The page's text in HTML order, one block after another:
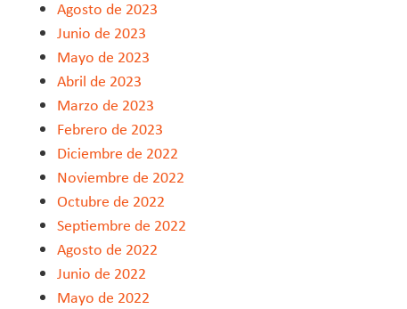
Agosto de 2023
Junio de 2023
Mayo de 2023
Abril de 2023
Marzo de 2023
Febrero de 2023
Diciembre de 2022
Noviembre de 2022
Octubre de 2022
Septiembre de 2022
Agosto de 2022
Junio de 2022
Mayo de 2022